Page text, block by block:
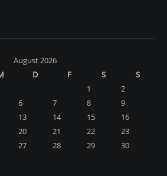
August 2026
D F S
S
1
2
6 7 8
9
13 14 15
16
20 21 22
23
27 28 29
30